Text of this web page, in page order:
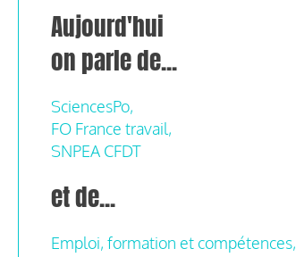
Aujourd'hui
on parle de...
SciencesPo,
FO France travail,
SNPEA CFDT
et de...
Emploi, formation et compétences,